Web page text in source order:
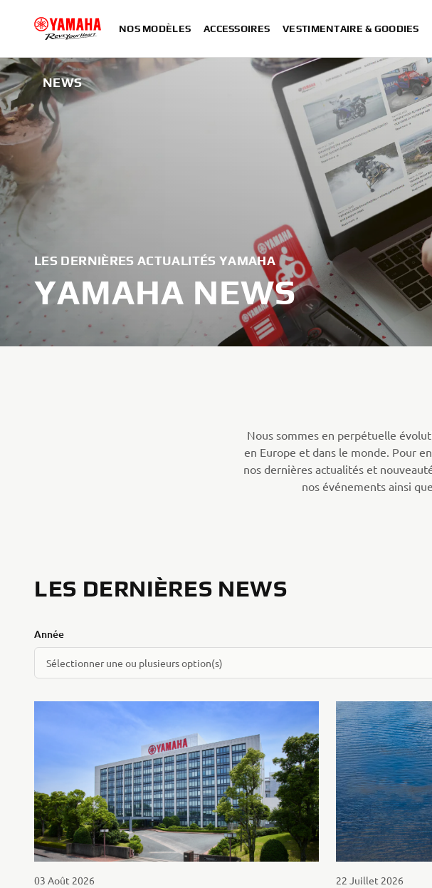
NOS MODÈLES ACCESSOIRES VESTIMENTAIRE & GOODIES
NEWS
LES DERNIÈRES ACTUALITÉS YAMAHA
YAMAHA NEWS
Nous sommes en perpétuelle
en Europe et dans le monde. Pour
nos dernières actualités et
nos événements ainsi
LES DERNIÈRES NEWS
Année
Sélectionner une ou plusieurs option(s)
03 Août 2026 22 Juillet 2026